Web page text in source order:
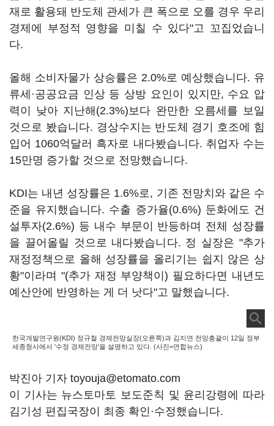
재로 활용돼 반도체 관세가 큰 폭으로 오를 경우 우리
경제에 부정적 영향을 미칠 수 있다"고 꼬집었습니
다.
올해 소비자물가 상승률은 2.0%로 예상했습니다. 유
류세·공공요금 인상 등 상방 요인이 있지만, 수요 압
력이 낮아 지난해(2.3%)보다 완만한 오름세를 보일
것으로 봤습니다. 경상수지는 반도체 경기 호조에 힘
입어 1060억달러 흑자로 내다봤습니다. 취업자 수는
15만명 증가할 것으로 전망했습니다.
KDI는 내년 성장률은 1.6%로, 기존 전망치와 같은 수
준을 유지했습니다. 수출 증가율(0.6%) 둔화에도 건
설투자(2.6%) 등 내수 부문이 반등하며 전체 성장률
을 끌어올릴 것으로 내다봤습니다. 정 실장은 "추가
재정정책으로 올해 성장률을 올리기는 쉽지 않은 상
황"이라며 "(추가 재정 부양책이) 필요하다면 내년도
예산안에 반영하는 게 더 낫다"고 말했습니다.
한국개발연구원(KDI) 정규철 경제전망실장(오른쪽)과 김지연 전망총괄이 12일 정부
세종청사에서 '수정 경제전망'을 설명하고 있다. (사진=연합뉴스)
박진아 기자 toyouja@etomato.com
이 기사는 뉴스토마토 보도준칙 및 윤리강령에 따라
김기성 편집국장이 최종 확인·수정했습니다.